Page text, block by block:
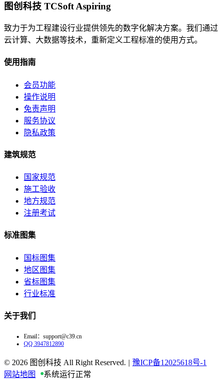
图创科技 TCSoft Aspiring
致力于为工程建设行业提供领先的数字化解决方案。我们通过
云计算、大数据等技术，重新定义工程标准的使用方式。
使用指南
会员功能
操作说明
免责声明
服务协议
隐私政策
建筑规范
国家规范
施工验收
地方规范
注册考试
标准图集
国标图集
地区图集
省标图集
行业标准
关于我们
Email：support@c39.cn
QQ 3947812890
© 2026 图创科技 All Right Reserved. | 豫ICP备12025618号-1
网站地图
系统运行正常